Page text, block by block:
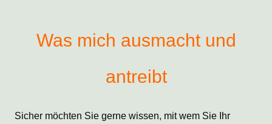
Was mich ausmacht und
antreibt
Sicher möchten Sie gerne wissen, mit wem Sie Ihr